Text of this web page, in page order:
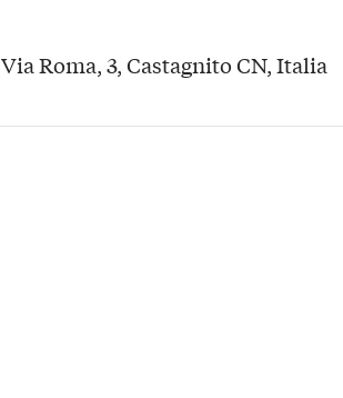
Via Roma, 3, Castagnito CN, Italia